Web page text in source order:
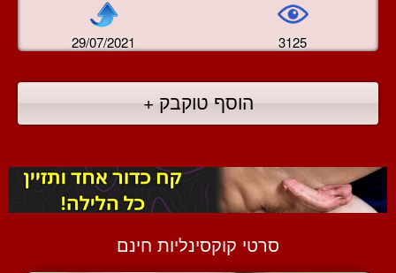
29/07/2021 3125
הוסף טוקבק +
סרטי קוקסינליות חינם